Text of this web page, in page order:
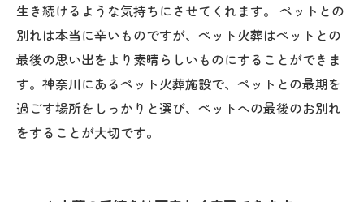
生き続けるような気持ちにさせてくれます。 ペットとの
別れは本当に辛いものですが、ペット火葬はペットとの
最後の思い出をより素晴らしいものにすることができま
す。神奈川にあるペット火葬施設で、ペットとの最期を
過ごす場所をしっかりと選び、ペットへの最後のお別れ
をすることが大切です。